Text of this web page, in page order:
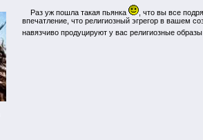
Раз уж пошла такая пьянка
, что вы все
впечатление, что религиозный эгрегор в вашем
навязчиво продуцируют у вас религиозные